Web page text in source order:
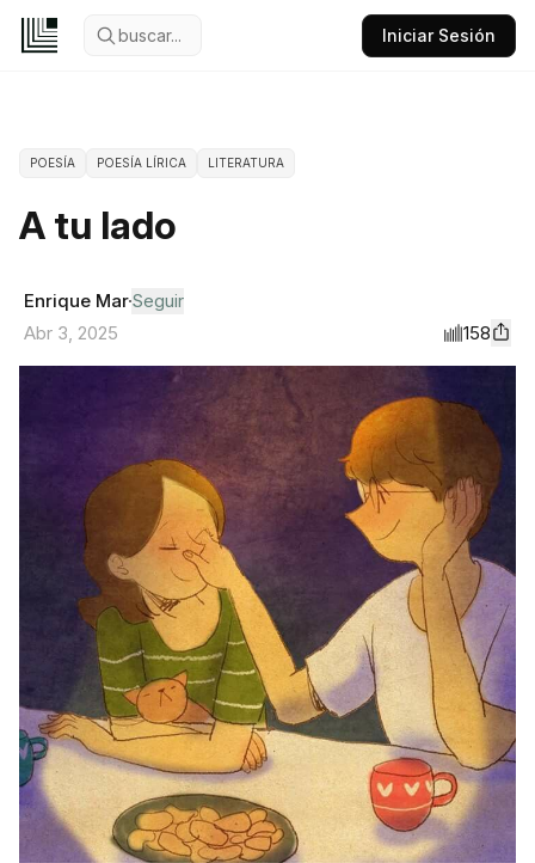
buscar... Iniciar Sesión
POESÍA POESÍA LÍRICA LITERATURA
A tu lado
Enrique MarSeguir
Abr 3, 2025
158